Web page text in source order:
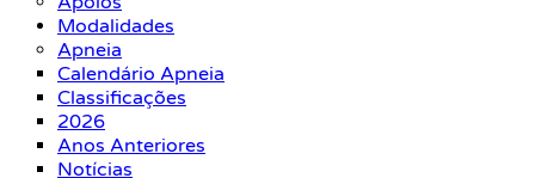
Modalidades
Apneia
Calendário Apneia
Classificações
2026
Anos Anteriores
Notícias